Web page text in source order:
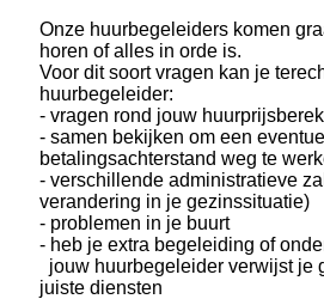
Onze huurbegeleiders komen
horen of alles in orde is.
Voor dit soort vragen kan je
huurbegeleider:
- vragen rond jouw
- samen bekijken om een
betalingsachterstand weg te
- verschillende administratieve
verandering in je gezinssituatie)
- problemen in je buurt
- heb je extra begeleiding of
jouw huurbegeleider verwijst je
juiste diensten